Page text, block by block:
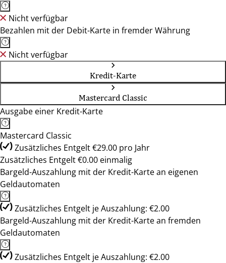
Nicht verfügbar
Bezahlen mit der Debit-Karte in fremder Währung
Nicht verfügbar
Kredit-Karte
Mastercard Classic
Ausgabe einer Kredit-Karte
Mastercard Classic
Zusätzliches Entgelt €29.00 pro Jahr
Zusätzliches Entgelt €0.00 einmalig
Bargeld-Auszahlung mit der Kredit-Karte an eigenen
Geldautomaten
Zusätzliches Entgelt je Auszahlung: €2.00
Bargeld-Auszahlung mit der Kredit-Karte an fremden
Geldautomaten
Zusätzliches Entgelt je Auszahlung: €2.00